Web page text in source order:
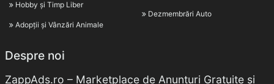
Hobby și Timp Liber
Adopții și Vânzări Animale
Dezmembrări Auto
Despre noi
ZappAds.ro – Marketplace de Anunțuri Gratuite și